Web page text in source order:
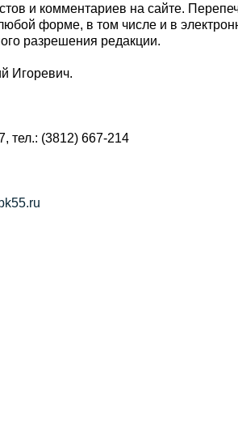
и комментариев на сайте.
форме, в том числе и в
разрешения редакции.
Игоревич.
тел.: (3812) 667-214